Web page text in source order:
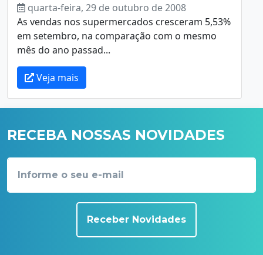
quarta-feira, 29 de outubro de 2008
As vendas nos supermercados cresceram 5,53%
em setembro, na comparação com o mesmo
mês do ano passad...
Veja mais
RECEBA NOSSAS NOVIDADES
Receber Novidades